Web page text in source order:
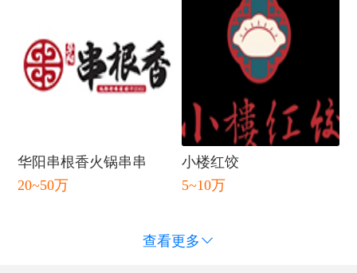
华阳串根香火锅串串
20~50万
小楼红饺
5~10万
查看更多 